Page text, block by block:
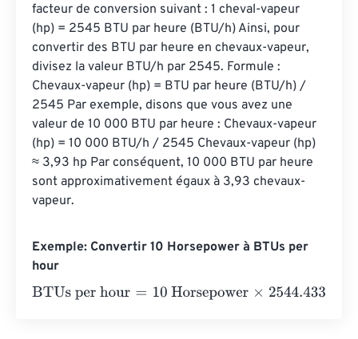
facteur de conversion suivant : 1 cheval-vapeur
(hp) = 2545 BTU par heure (BTU/h) Ainsi, pour
convertir des BTU par heure en chevaux-vapeur,
divisez la valeur BTU/h par 2545. Formule :
Chevaux-vapeur (hp) = BTU par heure (BTU/h) /
2545 Par exemple, disons que vous avez une
valeur de 10 000 BTU par heure : Chevaux-vapeur
(hp) = 10 000 BTU/h / 2545 Chevaux-vapeur (hp)
≈ 3,93 hp Par conséquent, 10 000 BTU par heure
sont approximativement égaux à 3,93 chevaux-
vapeur.
Exemple: Convertir 10 Horsepower à BTUs per
hour
BTUs per hour=10 Horsepower×2544.4332416=